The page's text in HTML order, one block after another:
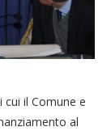
il Comune e
al